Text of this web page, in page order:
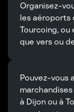
Organisez-
les aéroports
Tourcoing, ou
que vers ou
Pouvez-vous
à Dijon ou à